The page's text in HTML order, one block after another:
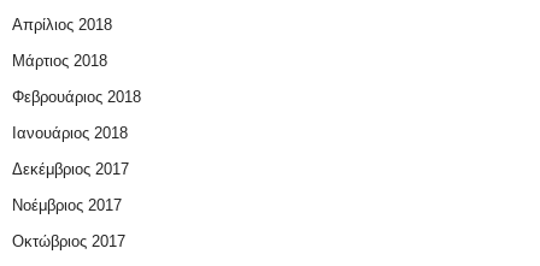
Απρίλιος 2018
Μάρτιος 2018
Φεβρουάριος 2018
Ιανουάριος 2018
Δεκέμβριος 2017
Νοέμβριος 2017
Οκτώβριος 2017